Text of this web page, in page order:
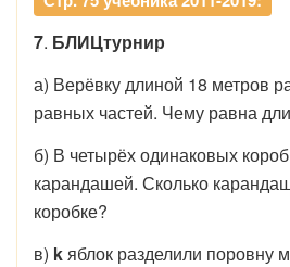
7. БЛИЦтурнир
а) Верёвку длиной 18 метров
равных частей. Чему равна
б) В четырёх одинаковых
карандашей. Сколько
коробке?
в) kяблок разделили поровну